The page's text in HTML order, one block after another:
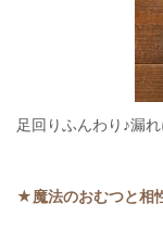
足回りふんわり♪漏
★魔法のおむつと相